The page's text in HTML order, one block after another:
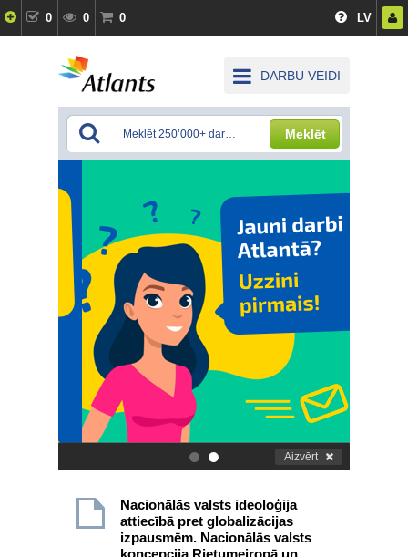
0 0 0 LV
DARBU VEIDI
Meklēt
. Aizvērt
Nacionālās valsts ideoloģija
attiecībā pret globalizācijas
izpausmēm. Nacionālās valsts
koncepcija Rietumeiropā un